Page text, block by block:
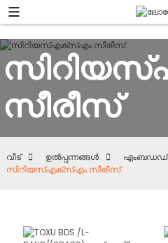
സീരീസ്
വീട് ഉൽപ്പന്നങ്ങൾ
എംബഡഡ്
സിറിയസ്എക്സ്എം സീരീസ്